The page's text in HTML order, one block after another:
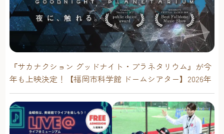
『サカナクション グッドナイト・プラネタリウム』が今
年も上映決定！【福岡市科学館 ドームシアター】2026年